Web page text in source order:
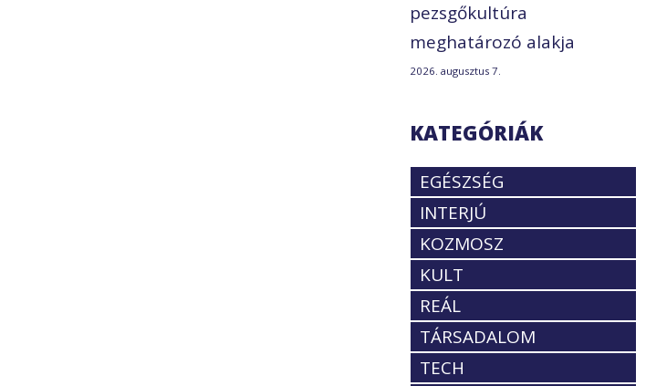
pezsgőkultúra
meghatározó alakja
2026. augusztus 7.
KATEGÓRIÁK
EGÉSZSÉG
INTERJÚ
KOZMOSZ
KULT
REÁL
TÁRSADALOM
TECH